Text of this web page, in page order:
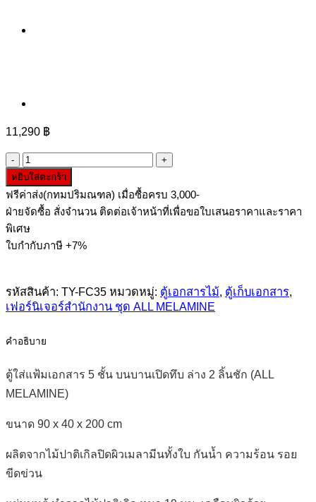
11,290 ฿
จำนวน
ตู้
ใส่
แฟ้ม
เอกสาร
5
บนบาน
เปิด
ล่าง
ลิ้น
ชัก
MELAMINE)
หยิบใส่ตะกร้า
ฟรีค่าส่ง(กทมปริมณฑล) เมื่อซื้อครบ 3,000-
ฝ่ายจัดซื้อ สั่งจำนวน ติดต่อเจ้าหน้าที่เพื่อขอใบเสนอราคาและราคา
พิเศษ
ใบกำกับภาษี +7%
รหัสสินค้า: TY-FC35 หมวดหมู่: ตู้เอกสารไม้, ตู้เก็บเอกสาร,
เฟอร์นิเจอร์สำนักงาน ชุด ALL MELAMINE
คำอธิบาย
ตู้ใส่แฟ้มเอกสาร 5 ชั้น บนบานเปิดทึบ ล่าง 2 ลิ้นชัก (ALL
MELAMINE)
ขนาด 90 x 40 x 200 cm
ผลิตจากไม้ปาติเกิลปิดผิวเมลามีนทั้งใบ กันน้ำ ความร้อน รอย
ขีดข่วน